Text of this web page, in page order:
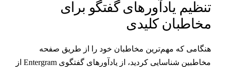
یادآورهای گفتگو برای
کلیدی
که مهم‌ترین مخاطبان خود را از طریق صفحه
مخاطبین شناسایی کردید، از یادآورهای گفتگوی Entergram از